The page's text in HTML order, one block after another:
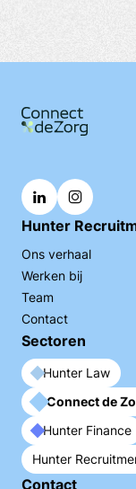
Hunter
Ons verhaal
Werken bij
Team
Contact
Sectoren
Hunter Law
Connect de
Hunter Finance
Hunter
Contact